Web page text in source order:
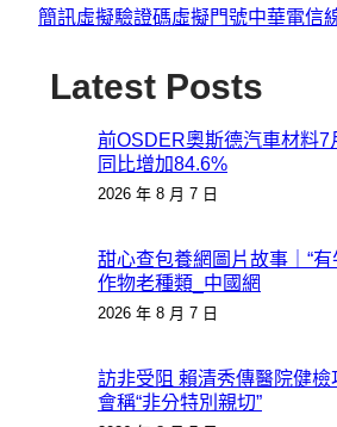
簡訊虛擬驗證碼虛擬門號中華電信
Latest Posts
前OSDER奧斯德汽車材料7
同比增加84.6%
2026 年 8 月 7 日
甜心查包養網圖片故事｜“
作物老種類_中國網
2026 年 8 月 7 日
訪非受阻 賴清秀傳醫院健
會稱“非分特別親切”